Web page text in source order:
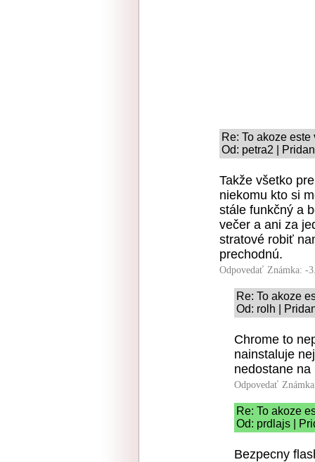
Re: To akoze
Od: petra2 |
Takže všetko
niekomu kto si
stále funkčný a
večer a ani za
stratové robiť
prechodnú.
Odpovedať Známka: -
Re: To akoze
Od: rolh |
Chrome to
nainstaluje
nedostane
Odpovedať
Re: To akoze
Od: prdlajs |
Bezpecny